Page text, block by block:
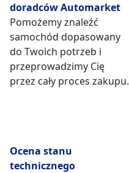
doradców Automarket
Pomożemy znaleźć
samochód dopasowany
do Twoich potrzeb i
przeprowadzimy Cię
przez cały proces zakupu.
Ocena stanu
technicznego